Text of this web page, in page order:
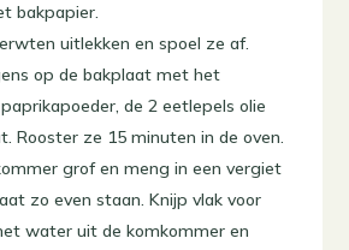
bakpapier.
uitlekken en spoel ze af.
op de bakplaat met het
de 2 eetlepels olie
Rooster ze 15 minuten in de oven.
grof en meng in een vergiet
zo even staan. Knijp vlak voor
water uit de komkommer en